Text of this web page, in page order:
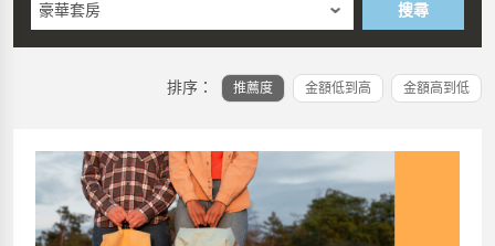
豪華套房 搜尋
排序： 推薦度 金額低到高 金額高到低